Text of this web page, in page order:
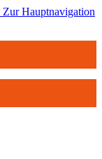
Zur Hauptnavigation